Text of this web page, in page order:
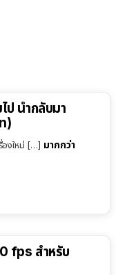
ป นำกลับมา
องใหม่ […] มากกว่า
fps สำหรับ